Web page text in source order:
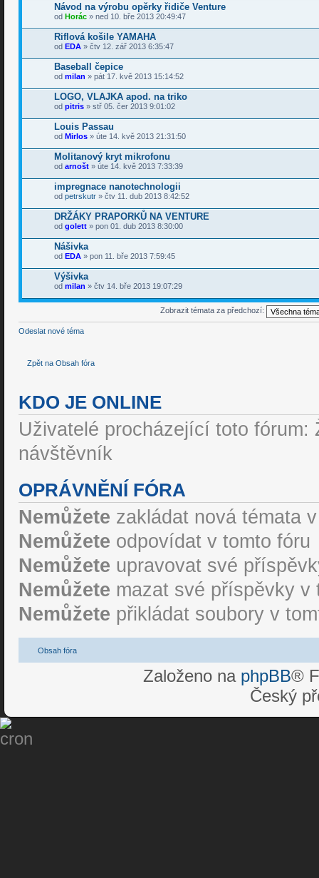
Návod na výrobu opěrky řidiče Venture
od Horác » ned 10. bře 2013 20:49:47
Riflová košile YAMAHA
od EDA » čtv 12. zář 2013 6:35:47
Baseball čepice
od milan » pát 17. kvě 2013 15:14:52
LOGO, VLAJKA apod. na triko
od pitris » stř 05. čer 2013 9:01:02
Louis Passau
od Mirlos » úte 14. kvě 2013 21:31:50
Molitanový kryt mikrofonu
od arnošt » úte 14. kvě 2013 7:33:39
impregnace nanotechnologii
od petrskutr » čtv 11. dub 2013 8:42:52
DRŽÁKY PRAPORKŮ NA VENTURE
od golett » pon 01. dub 2013 8:30:00
Nášivka
od EDA » pon 11. bře 2013 7:59:45
Výšivka
od milan » čtv 14. bře 2013 19:07:29
Zobrazit témata za předchozí:
Odeslat nové téma
Zpět na Obsah fóra
KDO JE ONLINE
Uživatelé procházející toto
návštěvník
OPRÁVNĚNÍ FÓRA
Nemůžete zakládat nová témata
Nemůžete odpovídat v tomto fóru
Nemůžete upravovat své
Nemůžete mazat své příspěvky v
Nemůžete přikládat soubory v
Obsah fóra
Založeno na phpBB®
Český